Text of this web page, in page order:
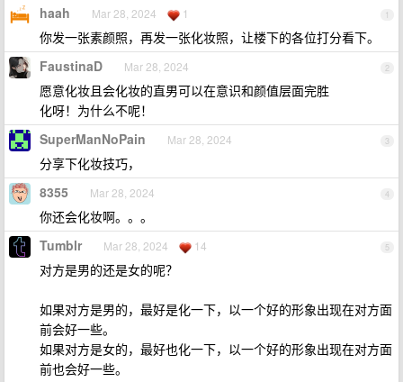
1
haah Mar 28, 2024 1
你发一张素颜照，再发一张化妆照，让楼下的各位打分看下。
2
FaustinaD Mar 28, 2024
愿意化妆且会化妆的直男可以在意识和颜值层面完胜
化呀！为什么不呢！
3
SuperManNoPain Mar 28, 2024
分享下化妆技巧，
4
8355 Mar 28, 2024
你还会化妆啊。。。
5
Tumblr Mar 28, 2024 14
对方是男的还是女的呢？
如果对方是男的，最好是化一下，以一个好的形象出现在对方面
前会好一些。
如果对方是女的，最好也化一下，以一个好的形象出现在对方面
前也会好一些。